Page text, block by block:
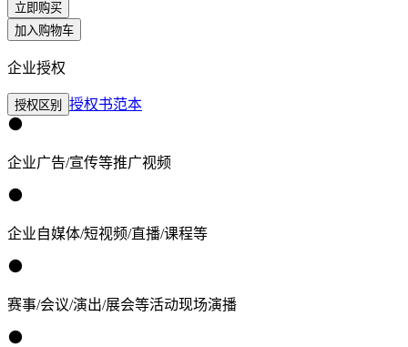
立即购买
加入购物车
企业授权
授权区别 授权书范本
企业广告/宣传等推广视频
企业自媒体/短视频/直播/课程等
赛事/会议/演出/展会等活动现场演播